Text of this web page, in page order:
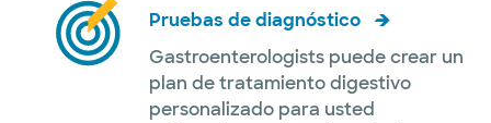
Pruebas de diagnóstico
Gastroenterologists puede crear un
plan de tratamiento digestivo
personalizado para usted